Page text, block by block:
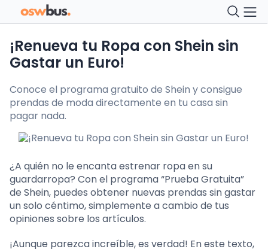
¡Renueva tu Ropa con Shein sin
Gastar un Euro!
Conoce el programa gratuito de Shein y consigue
prendas de moda directamente en tu casa sin
pagar nada.
¿A quién no le encanta estrenar ropa en su
guardarropa? Con el programa “Prueba Gratuita”
de Shein, puedes obtener nuevas prendas sin gastar
un solo céntimo, simplemente a cambio de tus
opiniones sobre los artículos.
¡Aunque parezca increíble, es verdad! En este texto,